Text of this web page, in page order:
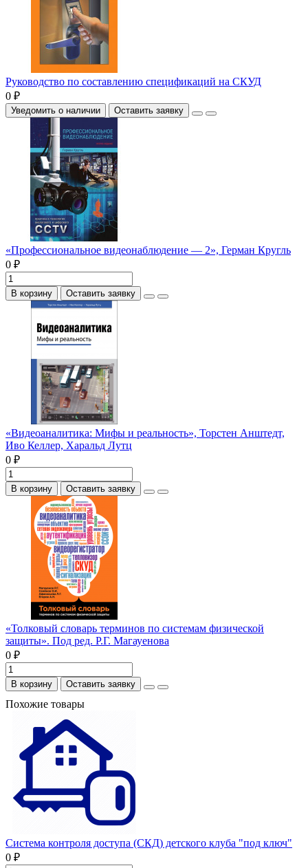
Руководство по составлению спецификаций на СКУД
0 ₽
Уведомить о наличии Оставить заявку
«Профессиональное видеонаблюдение — 2», Герман Кругль
0 ₽
В корзину Оставить заявку
«Видеоаналитика: Мифы и реальность», Торстен Анштедт,
Иво Келлер, Харальд Лутц
0 ₽
В корзину Оставить заявку
«Толковый словарь терминов по системам физической
защиты». Под ред. Р.Г. Магауенова
0 ₽
В корзину Оставить заявку
Похожие товары
Система контроля доступа (СКД) детского клуба "под ключ"
0 ₽